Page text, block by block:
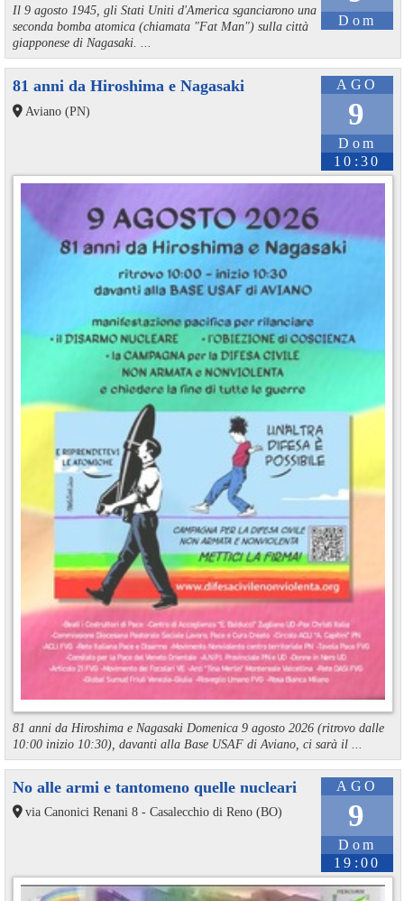
Dom
Il 9 agosto 1945, gli Stati Uniti d'America sganciarono una
seconda bomba atomica (chiamata "Fat Man") sulla città
giapponese di Nagasaki. ...
AGO
9
Dom
10:30
81 anni da Hiroshima e Nagasaki
Aviano (PN)
81 anni da Hiroshima e Nagasaki Domenica 9 agosto 2026 (ritrovo dalle
10:00 inizio 10:30), davanti alla Base USAF di Aviano, ci sarà il ...
AGO
9
Dom
19:00
No alle armi e tantomeno quelle nucleari
via Canonici Renani 8 - Casalecchio di Reno (BO)